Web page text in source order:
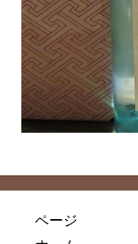
ページ